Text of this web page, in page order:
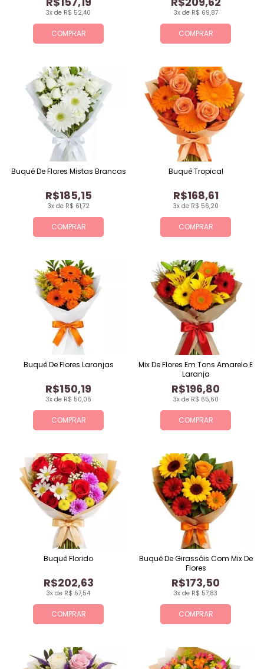
COMPRAR
3x de R$ 52,40
COMPRAR
3x de R$ 69,87
COMPRAR
3x de R$ 61,72
R$185,15
Buquê De Flores Mistas Brancas
COMPRAR
3x de R$ 56,20
R$168,61
Buquê Tropical
COMPRAR
3x de R$ 50,06
R$150,19
Buquê De Flores Laranjas
COMPRAR
3x de R$ 65,60
R$196,80
Mix De Flores Em Tons Amarelo E
Laranja
COMPRAR
3x de R$ 67,54
R$202,63
Buquê Florido
COMPRAR
3x de R$ 57,83
R$173,50
Buquê De Girassóis Com Mix De
Flores